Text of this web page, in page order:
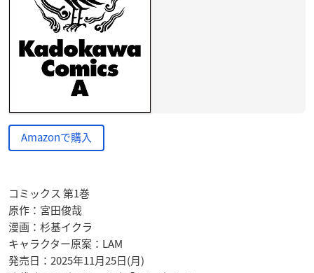
Amazonで購入
コミックス 第1巻
原作：宮田俊哉
漫画：杉基イクラ
キャラクター原案：LAM
発売日：2025年11月25日(月)